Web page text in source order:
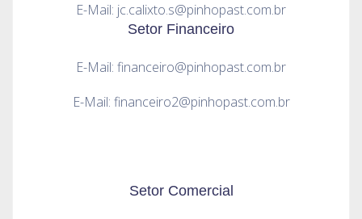
E-Mail: jc.calixto.s@pinhopast.com.br
Setor Financeiro
E-Mail: financeiro@pinhopast.com.br
E-Mail: financeiro2@pinhopast.com.br
Setor Comercial